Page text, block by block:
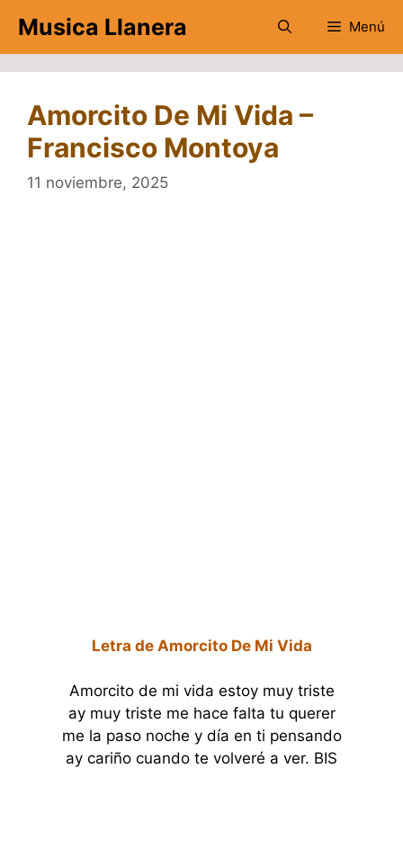
contenido
Musica Llanera Menú
Amorcito De Mi Vida –
Francisco Montoya
11 noviembre, 2025
Letra de Amorcito De Mi Vida
Amorcito de mi vida estoy muy triste
ay muy triste me hace falta tu querer
me la paso noche y día en ti pensando
ay cariño cuando te volveré a ver. BIS